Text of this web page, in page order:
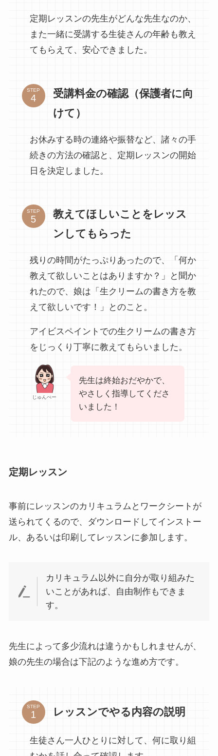
定期レッスンの先生がどんな先生なのか、
また一緒に受講する生徒さんの年齢も教え
てもらえて、安心できました。
STEP
受講料金の確認（保護者に向
けて）
お休みする時の連絡や振替など、諸々の手
続きの方法の確認と、定期レッスンの開始
日を決定しました。
STEP
教えてほしいことをレッス
ンしてもらった
残りの時間がたっぷりあったので、「何か
教えて欲しいことはありますか？」と聞か
れたので、娘は「生クリームの書き方を教
えて欲しいです！」とのこと。
アイビスペイントでの生クリームの書き方
をじっくり丁寧に教えてもらいました。
じゅんぺー
先生は終始おだやかで、
やさしく指導してくださ
いました！
定期レッスン
事前にレッスンのカリキュラムとワークシートが
送られてくるので、ダウンロードしてインストー
ル、あるいは印刷してレッスンに参加します。
カリキュラム以外に自分が取り組みた
いことがあれば、自由制作もできま
す。
先生によって多少流れは違うかもしれませんが、
娘の先生の場合は下記のような進め方です。
STEP レッスンでやる内容の説明
生徒さん一人ひとりに対して、何に取り組